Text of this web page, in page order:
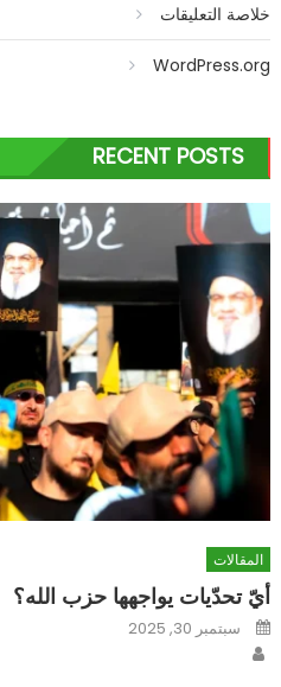
خلاصة التعليقات
WordPress.org
RECENT POSTS
المقالات
أيّ تحدّيات يواجهها حزب الله؟
Posted
onسبتمبر 30, 2025